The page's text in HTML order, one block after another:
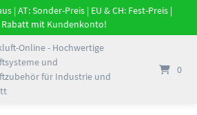
| AT: Sonder-Preis | EU & CH: Fest-Preis |
Rabatt mit Kundenkonto!
0